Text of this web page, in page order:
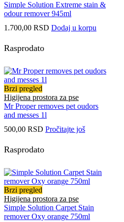
Simple Solution Extreme stain &
odour remover 945ml
1.700,00 RSD Dodaj u korpu
Rasprodato
Brzi pregled
Higijena prostora za pse
Mr Proper removes pet oudors
and messes 1l
500,00 RSD Pročitajte još
Rasprodato
Brzi pregled
Higijena prostora za pse
Simple Solution Carpet Stain
remover Oxy orange 750ml